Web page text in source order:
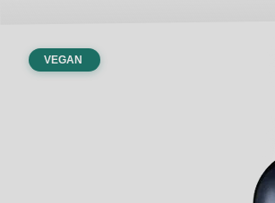
VEGAN